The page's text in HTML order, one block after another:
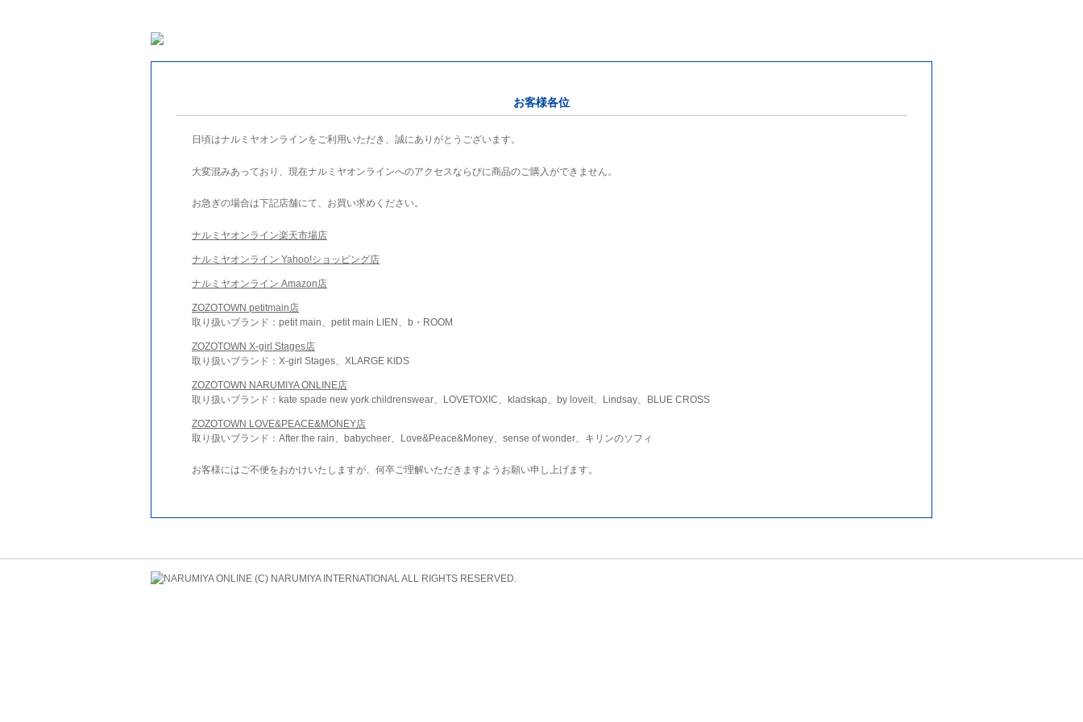
お客様各位
日頃はナルミヤオンラインをご利用いただき、誠にありがとうございます。
大変混みあっており、現在ナルミヤオンラインへのアクセスならびに商品のご購入ができません。
お急ぎの場合は下記店舗にて、お買い求めください。
ナルミヤオンライン楽天市場店
ナルミヤオンライン Yahoo!ショッピング店
ナルミヤオンライン Amazon店
ZOZOTOWN petitmain店
取り扱いブランド：petit main、petit main LIEN、b・ROOM
ZOZOTOWN X-girl Stages店
取り扱いブランド：X-girl Stages、XLARGE KIDS
ZOZOTOWN NARUMIYA ONLINE店
取り扱いブランド：kate spade new york childrenswear、LOVETOXIC、kladskap、by loveit、Lindsay、BLUE CROSS
ZOZOTOWN LOVE&PEACE&MONEY店
取り扱いブランド：After the rain、babycheer、Love&Peace&Money、sense of wonder、キリンのソフィ
お客様にはご不便をおかけいたしますが、何卒ご理解いただきますようお願い申し上げます。